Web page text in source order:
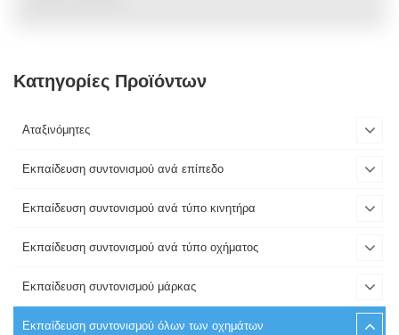
Κατηγορίες Προϊόντων
Αταξινόμητες
Εκπαίδευση συντονισμού ανά επίπεδο
Εκπαίδευση συντονισμού ανά τύπο κινητήρα
Εκπαίδευση συντονισμού ανά τύπο οχήματος
Εκπαίδευση συντονισμού μάρκας
Εκπαίδευση συντονισμού όλων των οχημάτων